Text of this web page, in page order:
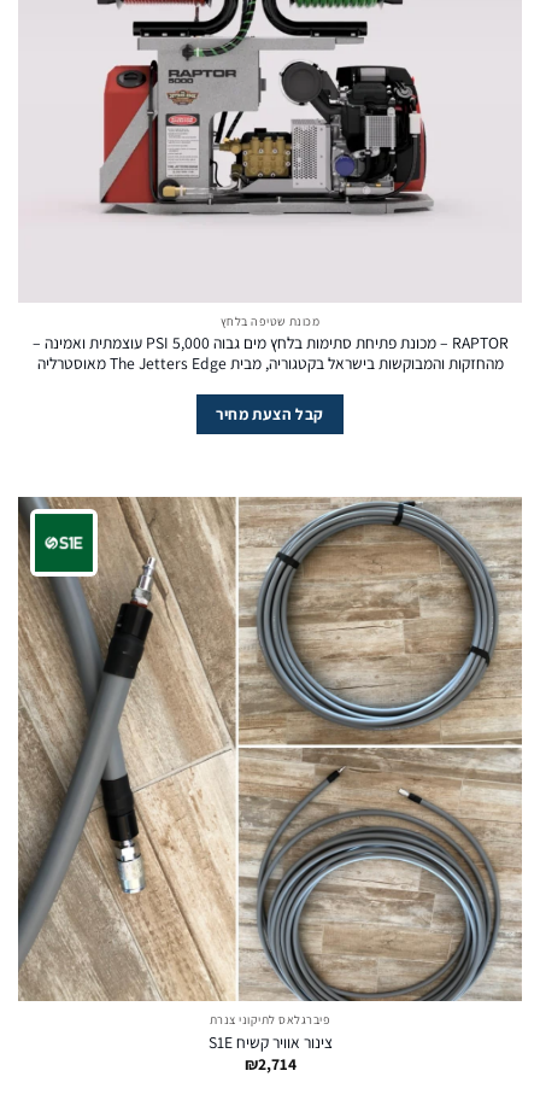
מכונת שטיפה בלחץ
RAPTOR – מכונת פתיחת סתימות בלחץ מים גבוה 5,000 PSI עוצמתית ואמינה –
מהחזקות והמבוקשות בישראל בקטגוריה, מבית The Jetters Edge מאוסטרליה
קבל הצעת מחיר
פיברגלאס לתיקוני צנרת
צינור אוויר קשיח S1E
₪2,714